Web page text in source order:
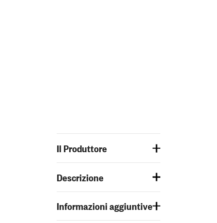
Il Produttore
Descrizione
Informazioni aggiuntive